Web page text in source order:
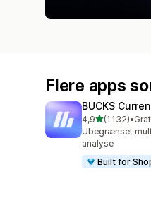
Flere apps
BUCKS
4,9ud af 5
(1.132)
1132 •
Ubegrænset
analyse
Built for